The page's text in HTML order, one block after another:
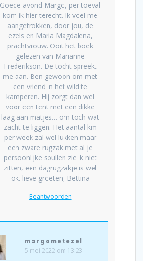
Goede avond Margo, per toeval
kom ik hier terecht. Ik voel me
aangetrokken, door jou, de
ezels en Maria Magdalena,
prachtvrouw. Ooit het boek
gelezen van Marianne
Frederikson. De tocht spreekt
me aan. Ben gewoon om met
een vriend in het wild te
kamperen. Hij zorgt dan wel
voor een tent met een dikke
laag aan matjes… om toch wat
zacht te liggen. Het aantal km
per week zal wel lukken maar
een zware rugzak met al je
persoonlijke spullen zie ik niet
zitten, een dagrugzakje is wel
ok. lieve groeten, Bettina
Beantwoorden
margometezel
5 mei 2022 om 13:23